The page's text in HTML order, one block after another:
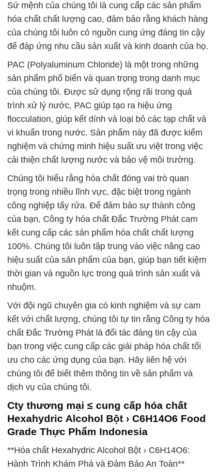
Sứ mệnh của chúng tôi là cung cấp các sản phẩm
hóa chất chất lượng cao, đảm bảo rằng khách hàng
của chúng tôi luôn có nguồn cung ứng đáng tin cậy
để đáp ứng nhu cầu sản xuất và kinh doanh của họ.
PAC (Polyaluminum Chloride) là một trong những
sản phẩm phổ biến và quan trọng trong danh mục
của chúng tôi. Được sử dụng rộng rãi trong quá
trình xử lý nước, PAC giúp tạo ra hiệu ứng
flocculation, giúp kết dính và loại bỏ các tạp chất và
vi khuẩn trong nước. Sản phẩm này đã được kiểm
nghiệm và chứng minh hiệu suất ưu việt trong việc
cải thiện chất lượng nước và bảo vệ môi trường.
Chúng tôi hiểu rằng hóa chất đóng vai trò quan
trọng trong nhiều lĩnh vực, đặc biệt trong ngành
công nghiệp tẩy rửa. Để đảm bảo sự thành công
của bạn, Công ty hóa chất Đắc Trường Phát cam
kết cung cấp các sản phẩm hóa chất chất lượng
100%. Chúng tôi luôn tập trung vào việc nâng cao
hiệu suất của sản phẩm của bạn, giúp bạn tiết kiệm
thời gian và nguồn lực trong quá trình sản xuất và
nhuộm.
Với đội ngũ chuyên gia có kinh nghiệm và sự cam
kết với chất lượng, chúng tôi tự tin rằng Công ty hóa
chất Đắc Trường Phát là đối tác đáng tin cậy của
bạn trong việc cung cấp các giải pháp hóa chất tối
ưu cho các ứng dụng của bạn. Hãy liên hệ với
chúng tôi để biết thêm thông tin về sản phẩm và
dịch vụ của chúng tôi.
Cty thương mại ≤ cung cấp hóa chất
Hexahydric Alcohol Bột › C6H14O6 Food
Grade Thực Phẩm Indonesia
**Hóa chất Hexahydric Alcohol Bột › C6H14O6:
Hành Trình Khám Phá và Đảm Bảo An Toàn**